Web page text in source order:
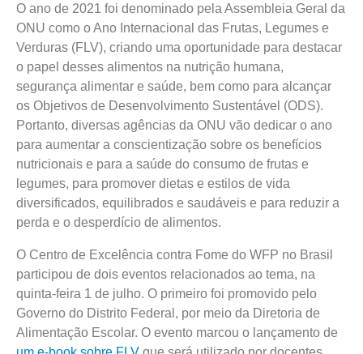
O ano de 2021 foi denominado pela Assembleia Geral da
ONU como o Ano Internacional das Frutas, Legumes e
Verduras (FLV), criando uma oportunidade para destacar
o papel desses alimentos na nutrição humana,
segurança alimentar e saúde, bem como para alcançar
os Objetivos de Desenvolvimento Sustentável (ODS).
Portanto, diversas agências da ONU vão dedicar o ano
para aumentar a conscientização sobre os benefícios
nutricionais e para a saúde do consumo de frutas e
legumes, para promover dietas e estilos de vida
diversificados, equilibrados e saudáveis e para reduzir a
perda e o desperdício de alimentos.
O Centro de Excelência contra Fome do WFP no Brasil
participou de dois eventos relacionados ao tema, na
quinta-feira 1 de julho. O primeiro foi promovido pelo
Governo do Distrito Federal, por meio da Diretoria de
Alimentação Escolar. O evento marcou o lançamento de